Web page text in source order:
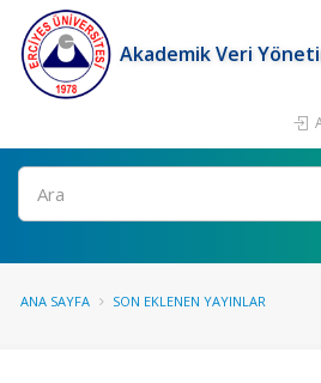
Akademik Veri
Ara
ANA SAYFA SON EKLENEN YAYINLAR